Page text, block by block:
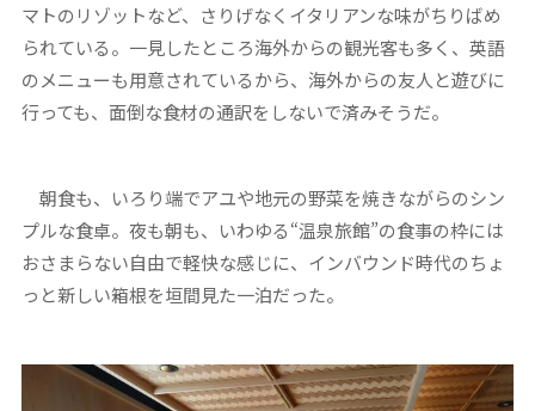
マトのリゾットなど、さりげなくイタリアンな味がちりばめ
られている。一見したところ海外からの観光客も多く、英語
のメニューも用意されているから、海外からの友人と遊びに
行っても、面倒な食材の通訳をしないで済みそうだ。
朝食も、いろり端でアユや地元の野菜を焼きながらのシン
プルな食卓。夜も朝も、いわゆる“温泉旅館”の食事の枠には
おさまらない自由で軽快な感じに、インバウンド時代のちょ
っと新しい箱根を垣間見た一泊だった。